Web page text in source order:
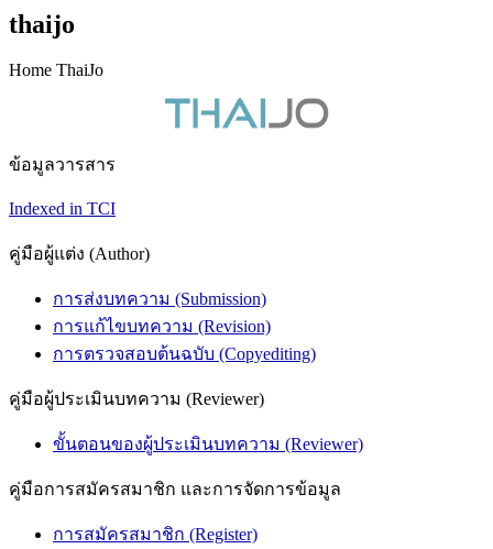
thaijo
Home ThaiJo
ข้อมูลวารสาร
Indexed in TCI
คู่มือผู้แต่ง (Author)
การส่งบทความ (Submission)
การแก้ไขบทความ (Revision)
การตรวจสอบต้นฉบับ (Copyediting)
คู่มือผู้ประเมินบทความ (Reviewer)
ขั้นตอนของผู้ประเมินบทความ (Reviewer)
คู่มือการสมัครสมาชิก และการจัดการข้อมูล
การสมัครสมาชิก (Register)